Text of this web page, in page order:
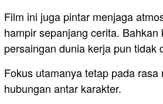
Film ini juga pintar menjaga
hampir sepanjang cerita. Bahkan
persaingan dunia kerja pun tidak
Fokus utamanya tetap pada rasa
hubungan antar karakter.